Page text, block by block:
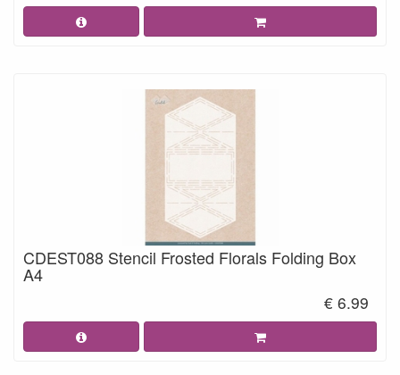
CDEST088 Stencil Frosted Florals Folding Box
A4
€ 6.99